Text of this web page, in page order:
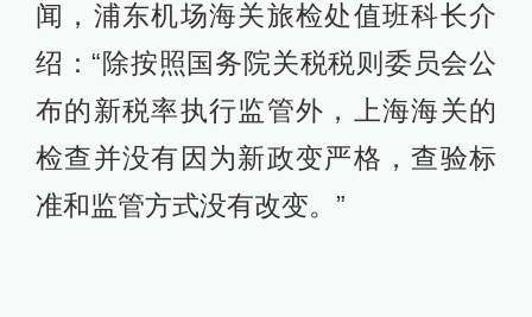
闻，浦东机场海关旅检处值班科长介
绍：“除按照国务院关税税则委员会公
布的新税率执行监管外，上海海关的
检查并没有因为新政变严格，查验标
准和监管方式没有改变。”